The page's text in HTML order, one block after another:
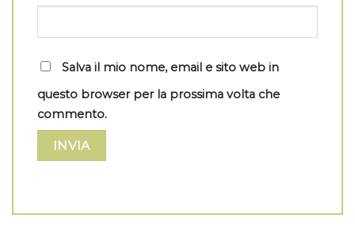
Salva il mio nome, email e sito web in
questo browser per la prossima volta che
commento.